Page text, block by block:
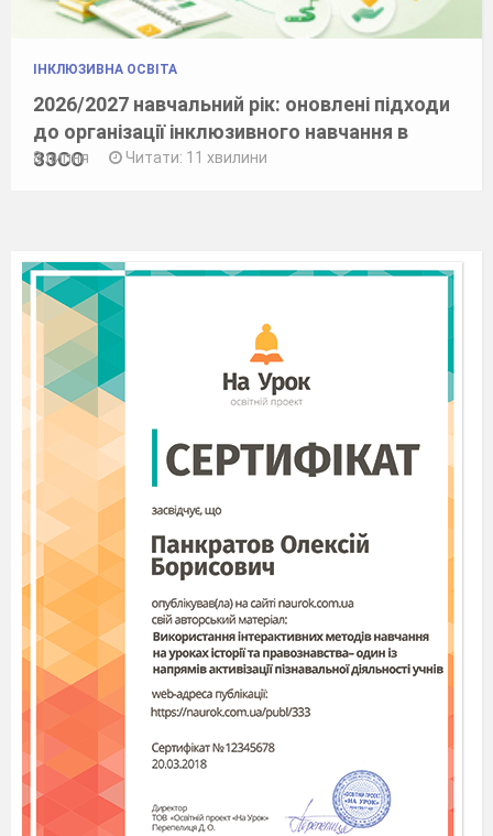
ІНКЛЮЗИВНА ОСВІТА
2026/2027 навчальний рік: оновлені підходи
до організації інклюзивного навчання в
ЗЗСО
8 липня Читати: 11 хвилини